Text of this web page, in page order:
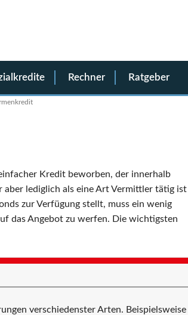
Rechner Ratgeber
Kredit beworben, der innerhalb
lediglich als eine Art Vermittler tätig ist
zur Verfügung stellt, muss ein wenig
das Angebot zu werfen. Die wichtigsten
verschiedenster Arten. Beispielsweise